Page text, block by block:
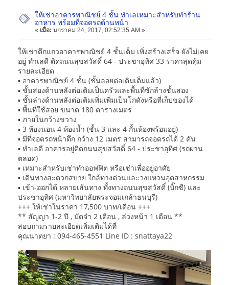
ให้เช่าอาคารพาณิชย์ 4 ชั้น ทำเลเหมาะสำหรับทำร้าน
อาหาร พร้อมที่จอดรถด้านหน้า
« เมื่อ: มกราคม 24, 2017, 02:52:35 AM »
ให้เช่าตึกแถวอาคารพาณิชย์ 4 ชั้นเต็ม เพิ่งสร้างเสร็จ ยังไม่เคย
อยู่ ทำเลดี ติดถนนสุขสวัสดิ์ 64 - ประชาอุทิศ 33 ราคาสุดคุ้ม
รายละเอียด
▪️ อาคารพาณิชย์ 4 ชั้น (ชั้นลอยต่อเติมเต็มแล้ว)
▪️ ชั้นสองด้านหลังต่อเติมเป็นครัวและพื้นที่ซักล้างชั้นสอง
▪️ ชั้นล่างด้านหลังต่อเติมเพิ่มเพิ่มเป็นโกดังหรือที่เก็บของได้
▪️ พื้นที่ใช้สอย ขนาด 180 ตารางเมตร
▪️ ภายในกว้างขวาง
▪️ 3 ห้องนอน 4 ห้องน้ำ (ชั้น 3 และ 4 กั้นห้องพร้อมอยู่)
▪️ มีที่จอดรถหน้าตึก กว้าง 12 เมตร สามารถจอดรถได้ 2 คัน
▪️ ทำเลดี อาคารอยู่ติดถนนสุขสวัสดิ์ 64 - ประชาอุทิศ (รถผ่าน
ตลอด)
▪️ เหมาะสำหรับเช่าทำออฟฟิต หรือเช่าเพื่ออยู่อาศัย
▪️ เดินทางสะดวกสบาย ใกล้ทางด่วนและวงแหวนอุตสาหกรรม
▪️ เข้า-ออกได้ หลายเส้นทาง ทั้งทางถนนสุขสวัสดิ์ (บิ๊กซี) และ
ประชาอุทิศ (มหาวิทยาลัยพระจอมเกล้าธนบุรี)
+++ ให้เช่าในราคา 17,500 บาท/เดือน +++
** สัญญา 1-2 ปี , มัดจำ 2 เดือน , ล่วงหน้า 1 เดือน **
สอบถามรายละเอียดเพิ่มเติมได้ที่
คุณนาตยา : 094-465-4551 Line ID : snattaya22